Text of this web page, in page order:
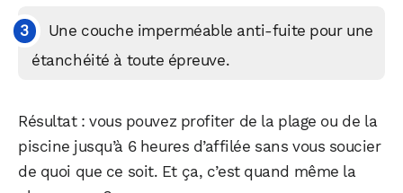
Une couche imperméable anti-fuite pour une
étanchéité à toute épreuve.
Résultat : vous pouvez profiter de la plage ou de la
piscine jusqu’à 6 heures d’affilée sans vous soucier
de quoi que ce soit. Et ça, c’est quand même la